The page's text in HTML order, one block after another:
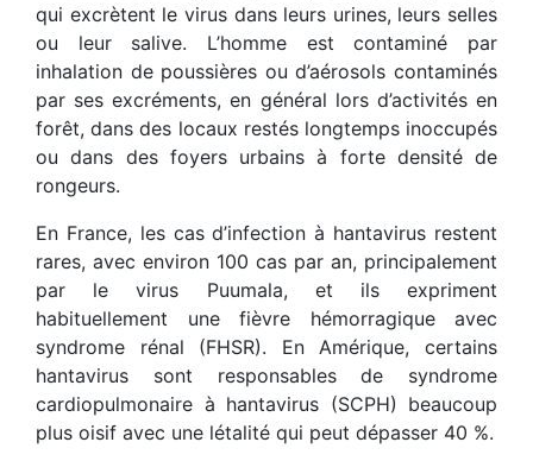
qui excrètent le virus dans leurs urines, leurs selles
ou leur salive. L’homme est contaminé par
inhalation de poussières ou d’aérosols contaminés
par ses excréments, en général lors d’activités en
forêt, dans des locaux restés longtemps inoccupés
ou dans des foyers urbains à forte densité de
rongeurs.
En France, les cas d’infection à hantavirus restent
rares, avec environ 100 cas par an, principalement
par le virus Puumala, et ils expriment
habituellement une fièvre hémorragique avec
syndrome rénal (FHSR). En Amérique, certains
hantavirus sont responsables de syndrome
cardiopulmonaire à hantavirus (SCPH) beaucoup
plus oisif avec une létalité qui peut dépasser 40 %.